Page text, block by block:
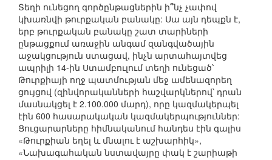
Տեղի ունեցող գործընթացներին ի՞նչ չափով
կխառնվի թուրքական բանակը: Սա այն դեպքն է,
երբ թուրքական բանակը շատ տարիների
ընթացքում առաջին անգամ զանգվածային
աջակցություն ստացավ, ինչն արտահայտվեց
ապրիլի 14-ին Ստամբուլում տեղի ունեցած՝
Թուրքիայի ողջ պատմության մեջ ամենազորեղ
ցույցով (զինվորականների հաշվարկներով՝ դրան
մասնակցել է 2.100.000 մարդ), որը կազմակերպել
էին 600 հասարակական կազմակերպություններ:
Ցուցարարները հիմնականում հանդես էին գալիս
«Թուրքիան եղել և մնալու է աշխարհիկ»,
«Նախագահական նստավայրը փակ է շարիաթի